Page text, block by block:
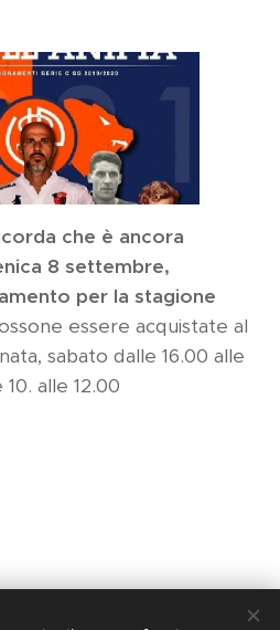
che è ancora
8 settembre,
per la stagione
essere acquistate al
sabato dalle 16.00 alle
alle 12.00